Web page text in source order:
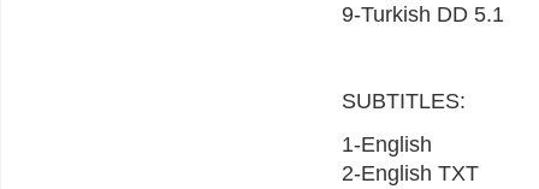
9-Turkish DD 5.1
SUBTITLES:
1-English
2-English TXT